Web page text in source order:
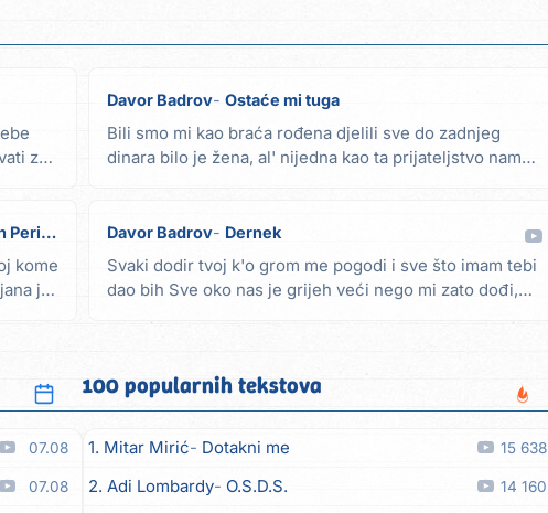
za
Davor Badrov Ostaće mi tuga
Bili smo mi kao braća rođena djelili sve do zadnjeg
dinara bilo je žena, al' nijedna kao ta prijateljstvo nam
kome
je
Davor Badrov Dernek
Svaki dodir tvoj k'o grom me pogodi i sve što imam tebi
dao bih Sve oko nas je grijeh veći nego mi zato dođi,
07.08
07.08
100 popularnih tekstova
1. Mitar Mirić Dotakni me 15 638
2. Adi Lombardy O.S.D.S. 14 160